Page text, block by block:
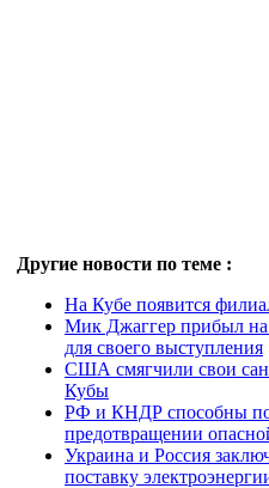
Другие новости по теме :
На Кубе появится
Мик Джаггер прибыл на
для своего выступления
США смягчили свои
Кубы
РФ и КНДР способны
предотвращении
Украина и Россия
поставку